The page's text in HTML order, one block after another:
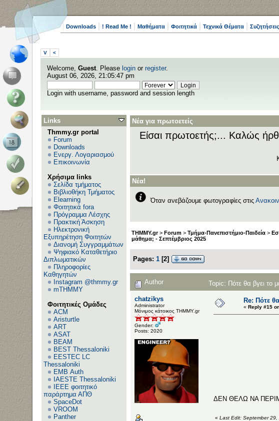
Downloads ! Read Me ! Μαθήματα Φοιτητικά Τεχνικά Θέματα Συζητήσεις
V <
Welcome, Guest. Please login or register.
August 06, 2026, 21:05:47 pm
Login with username, password and session length
Links
Thmmy.gr portal
Forum
Downloads
Ενεργ. Λογαριασμού
Επικοινωνία
Χρήσιμα links
Σελίδα τμήματος
Βιβλιοθήκη Τμήματος
Elearning
Φοιτητικά fora
Πρόγραμμα Λέσχης
Πρακτική Άσκηση
Ηλεκτρονική
Εξυπηρέτηση Φοιτητών
Διανομή Συγγραμμάτων
Ψηφιακό Καταθετήριο
Διπλωματικών
Πληροφορίες
Καθηγητών
Instagram @thmmy.gr
mTHMMY
Φοιτητικές Ομάδες
ACM
Aristurtle
ART
ASAT
BEAM
BEST Thessaloniki
EESTEC LC
Thessaloniki
EΜΒ Auth
IAESTE Thessaloniki
IEEE φοιτητικό
παράρτημα ΑΠΘ
SpaceDot
VROOM
Panther
Νέα για πρωτοετείς
Είσαι πρωτοετής;... Καλώς
Νέα!
Όταν ανεβάζουμε φωτογραφίες στις
THMMY.gr> Forum > Τμήμα-Πανεπιστήμιο-Παιδεία >
μάθημα; - Σεπτέμβριος 2025
Pages: 1 [2]
Author Topic: Πότε θα βγει το
chatzikys
Administrator
Μόνιμος κάτοικος ΤΗΜΜΥ.gr
Gender:
Posts: 2020
Re: Πότε
« Reply #15
ΔΕΝ ΘΕΛΩ ΝΑ
« Last Edit: September